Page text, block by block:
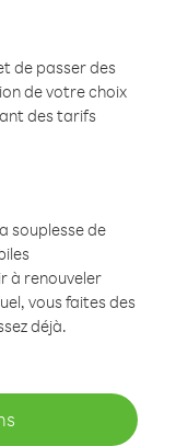
de passer des
de votre choix
des tarifs
souplesse de
à renouveler
vous faites des
déjà.